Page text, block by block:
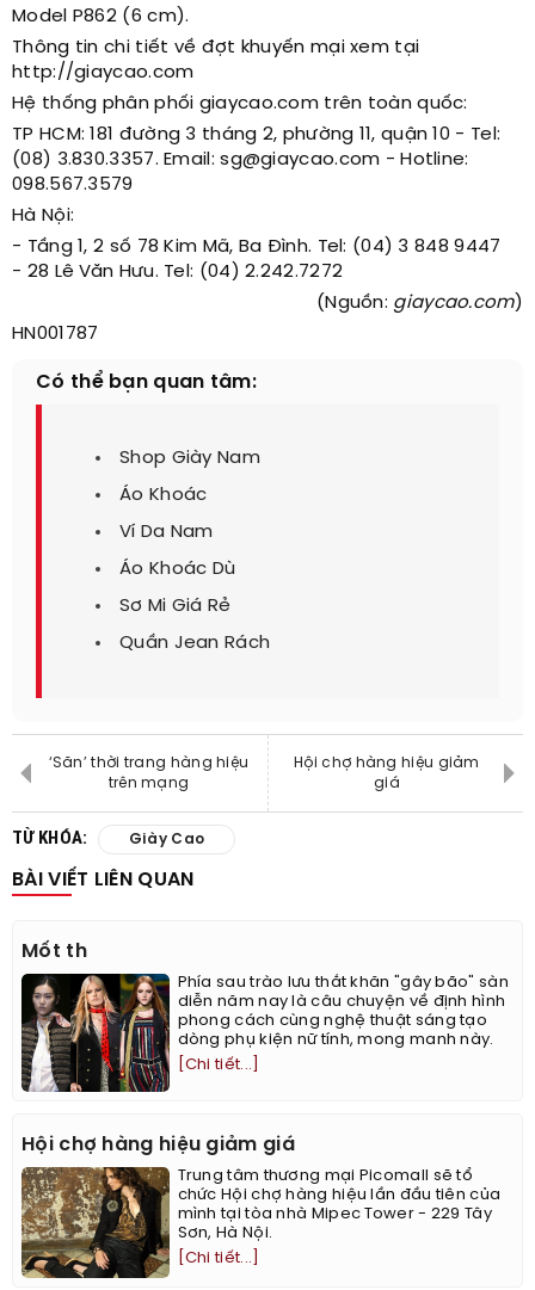
Model P862 (6 cm).
Thông tin chi tiết về đợt khuyến mại xem tại
http://giaycao.com
Hệ thống phân phối giaycao.com trên toàn quốc:
TP HCM: 181 đường 3 tháng 2, phường 11, quận 10 - Tel:
(08) 3.830.3357. Email: sg@giaycao.com - Hotline:
098.567.3579
Hà Nội:
- Tầng 1, 2 số 78 Kim Mã, Ba Đình. Tel: (04) 3 848 9447
- 28 Lê Văn Hưu. Tel: (04) 2.242.7272
(Nguồn: giaycao.com)
HN001787
Có thể bạn quan tâm:
Shop Giày Nam
Áo Khoác
Ví Da Nam
Áo Khoác Dù
Sơ Mi Giá Rẻ
Quần Jean Rách
‘Săn’ thời trang hàng hiệu
trên mạng
Hội chợ hàng hiệu giảm
giá
TỪ KHÓA: Giày Cao
BÀI VIẾT LIÊN QUAN
Mốt th
Phía sau trào lưu thắt khăn "gây bão" sàn
diễn năm nay là câu chuyện về định hình
phong cách cùng nghệ thuật sáng tạo
dòng phụ kiện nữ tính, mong manh này.
[Chi tiết...]
Hội chợ hàng hiệu giảm giá
Trung tâm thương mại Picomall sẽ tổ
chức Hội chợ hàng hiệu lần đầu tiên của
mình tại tòa nhà Mipec Tower - 229 Tây
Sơn, Hà Nội.
[Chi tiết...]